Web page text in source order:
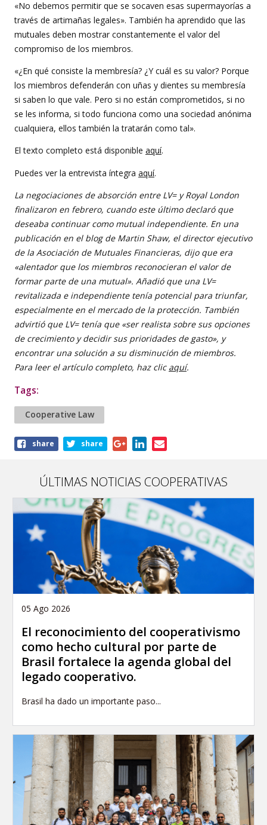
«No debemos permitir que se socaven esas supermayorías a
través de artimañas legales». También ha aprendido que las
mutuales deben mostrar constantemente el valor del
compromiso de los miembros.
«¿En qué consiste la membresía? ¿Y cuál es su valor? Porque
los miembros defenderán con uñas y dientes su membresía
si saben lo que vale. Pero si no están comprometidos, si no
se les informa, si todo funciona como una sociedad anónima
cualquiera, ellos también la tratarán como tal».
El texto completo está disponible aquí.
Puedes ver la entrevista íntegra aquí.
La negociaciones de absorción entre LV= y Royal London
finalizaron en febrero, cuando este último declaró que
deseaba continuar como mutual independiente. En una
publicación en el blog de Martin Shaw, el director ejecutivo
de la Asociación de Mutuales Financieras, dijo que era
«alentador que los miembros reconocieran el valor de
formar parte de una mutual». Añadió que una LV=
revitalizada e independiente tenía potencial para triunfar,
especialmente en el mercado de la protección. También
advirtió que LV= tenía que «ser realista sobre sus opciones
de crecimiento y decidir sus prioridades de gasto», y
encontrar una solución a su disminución de miembros.
Para leer el artículo completo, haz clic aquí.
Tags:
Cooperative Law
Shareshare share
ÚLTIMAS NOTICIAS COOPERATIVAS
05 Ago 2026
El reconocimiento del cooperativismo
como hecho cultural por parte de
Brasil fortalece la agenda global del
legado cooperativo.
Brasil ha dado un importante paso...